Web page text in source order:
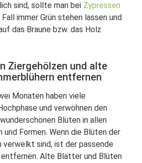
sind, sollte man bei Zypressen
immer Grün stehen lassen und
das Braune bzw. das Holz
Ziergehölzen und alte
entfernen
Monaten haben viele
und verwöhnen den
Blüten in allen
und Formen. Wenn die Blüten der
verwelkt sind, ist der passende
Alte Blätter und Blüten